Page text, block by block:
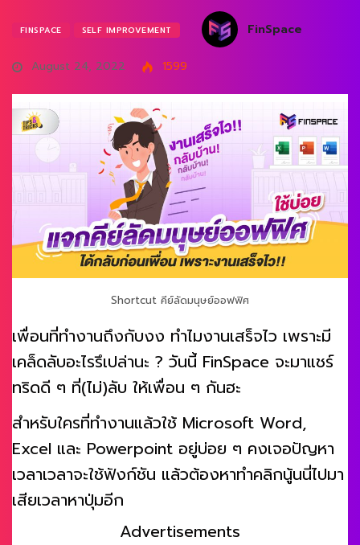
FINSPACE SELF IMPROVEMENT FinSpace
August 24, 2022 1599
Shortcut คีย์ลัดมนุษย์ออฟฟิศ
เพื่อนที่ทำงานถึงกับงง ทำไมงานเสร็จไว เพราะมี
เคล็ดลับอะไรรึเปล่านะ ? วันนี้ FinSpace จะมาแชร์
ทริดดี ๆ ที่(ไม่)ลับ ให้เพื่อน ๆ กันฮะ
สำหรับใครที่ทำงานแล้วใช้ Microsoft Word,
Excel และ Powerpoint อยู่บ่อย ๆ คงเจอปัญหา
เวลาเวลาจะใช้ฟังก์ชัน แล้วต้องหาทำคลิกนู้นนี่ไปมา
เสียเวลาหาปุ่มอีก
Advertisements